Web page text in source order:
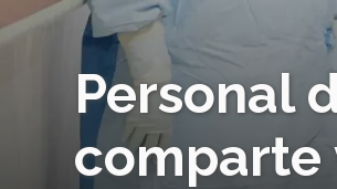
Personal
comparte